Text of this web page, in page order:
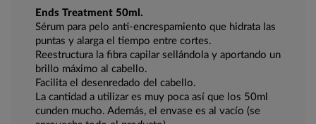
Ends Treatment 50ml.
Sérum para pelo anti-encrespamiento que hidrata las
puntas y alarga el tiempo entre cortes.
Reestructura la fibra capilar sellándola y aportando un
brillo máximo al cabello.
Facilita el desenredado del cabello.
La cantidad a utilizar es muy poca así que los 50ml
cunden mucho. Además, el envase es al vacío (se